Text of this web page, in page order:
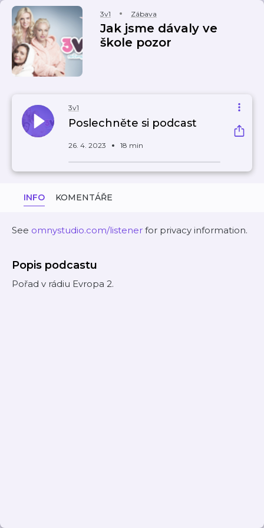
3v1 Zábava
Jak jsme dávaly ve
škole pozor
3v1
Poslechněte si podcast
26. 4. 2023 18 min
INFO KOMENTÁŘE
See omnystudio.com/listener for privacy information.
Popis podcastu
Pořad v rádiu Evropa 2.